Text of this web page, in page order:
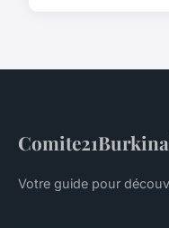
Votre guide pour